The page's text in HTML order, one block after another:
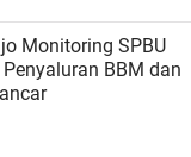
Monitoring SPBU
BBM dan